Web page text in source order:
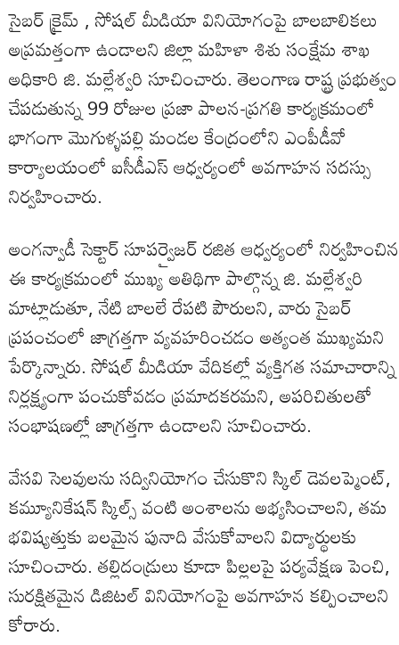
సైబర్ క్రైమ్ , సోషల్ మీడియా వినియోగంపై బాలబాలికలు
అప్రమత్తంగా ఉండాలని జిల్లా మహిళా శిశు సంక్షేమ శాఖ
అధికారి జి. మల్లేశ్వరి సూచించారు. తెలంగాణ రాష్ట్ర ప్రభుత్వం
చేపడుతున్న 99 రోజుల ప్రజా పాలన-ప్రగతి కార్యక్రమంలో
భాగంగా మొగుళ్ళపల్లి మండల కేంద్రంలోని ఎంపీడీవో
కార్యాలయంలో ఐసీడీఎస్ ఆధ్వర్యంలో అవగాహన సదస్సు
నిర్వహించారు.
అంగన్వాడీ సెక్టార్ సూపర్వైజర్ రజిత ఆధ్వర్యంలో నిర్వహించిన
ఈ కార్యక్రమంలో ముఖ్య అతిథిగా పాల్గొన్న జి. మల్లేశ్వరి
మాట్లాడుతూ, నేటి బాలలే రేపటి పౌరులని, వారు సైబర్
ప్రపంచంలో జాగ్రత్తగా వ్యవహరించడం అత్యంత ముఖ్యమని
పేర్కొన్నారు. సోషల్ మీడియా వేదికల్లో వ్యక్తిగత సమాచారాన్ని
నిర్లక్ష్యంగా పంచుకోవడం ప్రమాదకరమని, అపరిచితులతో
సంభాషణల్లో జాగ్రత్తగా ఉండాలని సూచించారు.
వేసవి సెలవులను సద్వినియోగం చేసుకొని స్కిల్ డెవలప్మెంట్,
కమ్యూనికేషన్ స్కిల్స్ వంటి అంశాలను అభ్యసించాలని, తమ
భవిష్యత్తుకు బలమైన పునాది వేసుకోవాలని విద్యార్థులకు
సూచించారు. తల్లిదండ్రులు కూడా పిల్లలపై పర్యవేక్షణ పెంచి,
సురక్షితమైన డిజిటల్ వినియోగంపై అవగాహన కల్పించాలని
కోరారు.